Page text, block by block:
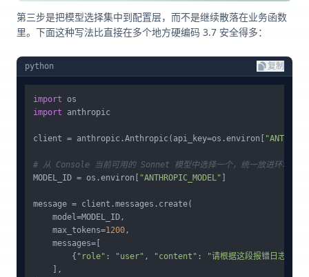
第三步是把模型选择集中到配置层，而不是继续散落在业务函数
里。下面这种写法比直接在多个地方硬编码 3.7 安全得多：
python 复制
import
import anthropic
client = anthropic.Anthropic(api_key=os.environ[
# 从 Console 当前可用的 Sonnet 模型中选择一个，统一放进环境变量
MODEL_ID = os.environ[
"ANTHROPIC_MODEL"
message = client.messages.create(
    model=MODEL_ID,
    max_tokens=
1200,
    messages=[
        {
"role" : "user" , "content" :
"请根据这段报错日志给出
    ],